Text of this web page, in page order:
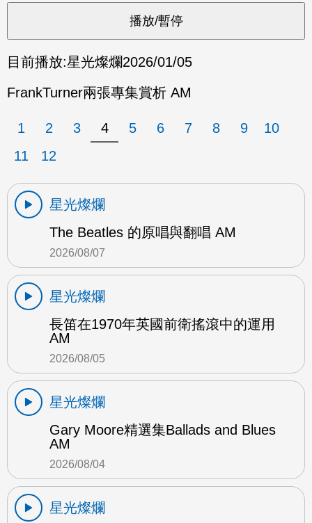
目前播放:星光燦爛2026/01/05
FrankTurner兩張專集賞析 AM
1 2 3 4 5 6 7 8 9
10
11
12
星光燦爛
The Beatles 的原唱與翻唱 AM
2026/08/07
星光燦爛
長笛在1970年英國前衛搖滾中的運用
AM
2026/08/05
星光燦爛
Gary Moore精選集Ballads and Blues
AM
2026/08/04
星光燦爛